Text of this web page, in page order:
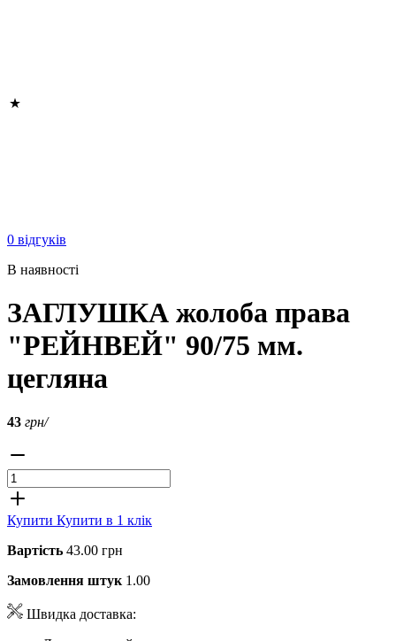
0 відгуків
В наявності
ЗАГЛУШКА жолоба права
"РЕЙНВЕЙ" 90/75 мм.
цегляна
43 грн/
Купити Купити в 1 клік
Вартість 43.00 грн
Замовлення штук 1.00
Швидка доставка: